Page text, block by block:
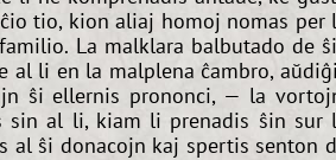
tio, kion aliaj homoj nomas per
La malklara balbutado de
al li en la malplena ĉambro,
ŝi ellernis prononci, — la
sin al li, kiam li prenadis ŝin sur
al ŝi donacojn kaj spertis senton